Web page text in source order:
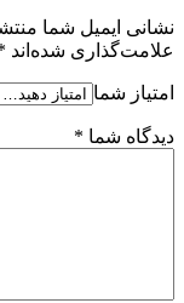
نشانی ایمیل شما
علامت‌گذاری شده‌اند
امتیاز شما
دیدگاه شما *